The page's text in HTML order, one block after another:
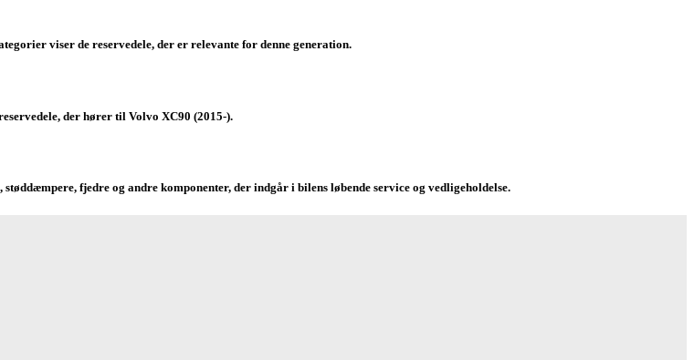
viser de reservedele, der er relevante for denne generation.
der hører til Volvo XC90 (2015-).
fjedre og andre komponenter, der indgår i bilens løbende service og vedligeholdelse.